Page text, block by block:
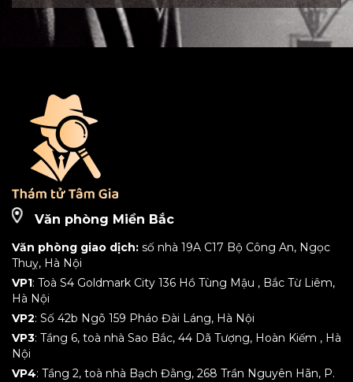
Văn phòng Miền Bắc
Văn phòng giao dịch: số nhà 19A C17 Bộ Công An, Ngọc
Thuỵ, Hà Nội
VP1: Toà S4 Goldmark City 136 Hồ Tùng Mậu , Bắc Từ Liêm,
Hà Nội
VP2: Số 42b Ngõ 159 Pháo Đài Láng, Hà Nội
VP3: Tầng 6, toà nhà Sao Bắc, 44 Dã Tượng, Hoàn Kiếm , Hà
Nội
VP4: Tầng 2, toà nhà Bạch Đằng, 268 Trần Nguyên Hãn, P.